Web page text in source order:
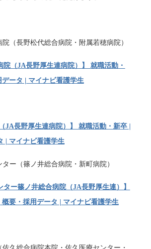
（長野松代総合病院・附属若穂病院）
院（JA長野厚生連病院）】 就職活動・
ータ | マイナビ看護学生
JA長野厚生連病院）】 就職活動・新卒 |
| マイナビ看護学生
ー（篠ノ井総合病院・新町病院）
ター篠ノ井総合病院（JA長野厚生連）】
要・採用データ | マイナビ看護学生